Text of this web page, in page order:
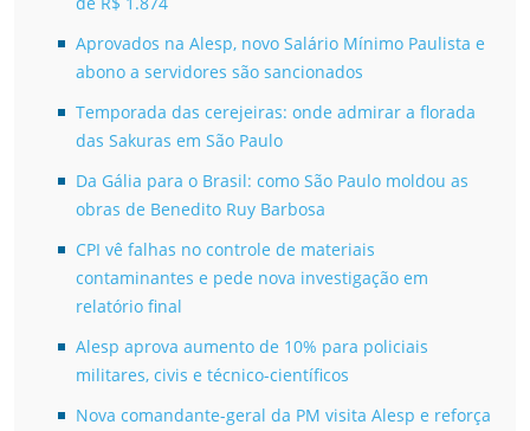
Aprovados na Alesp, novo Salário Mínimo Paulista e
abono a servidores são sancionados
Temporada das cerejeiras: onde admirar a florada
das Sakuras em São Paulo
Da Gália para o Brasil: como São Paulo moldou as
obras de Benedito Ruy Barbosa
CPI vê falhas no controle de materiais
contaminantes e pede nova investigação em
relatório final
Alesp aprova aumento de 10% para policiais
militares, civis e técnico-científicos
Nova comandante-geral da PM visita Alesp e reforça